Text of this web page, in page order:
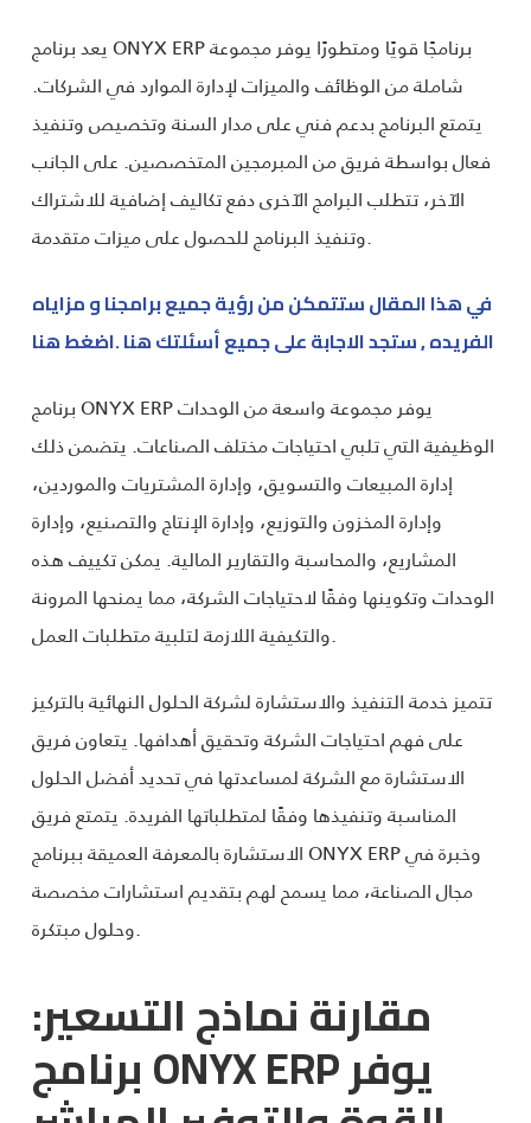
يعد برنامج ONYX ERP برنامجًا قويًا ومتطورًا يوفر مجموعة
شاملة من الوظائف والميزات لإدارة الموارد في الشركات.
يتمتع البرنامج بدعم فني على مدار السنة وتخصيص وتنفيذ
فعال بواسطة فريق من المبرمجين المتخصصين. على الجانب
الآخر، تتطلب البرامج الآخرى دفع تكاليف إضافية للاشتراك
وتنفيذ البرنامج للحصول على ميزات متقدمة.
في هذا المقال ستتمكن من رؤية جميع برامجنا و مزاياه
الفريده , ستجد الاجابة على جميع أسئلتك هنا .اضغط هنا
برنامج ONYX ERP يوفر مجموعة واسعة من الوحدات
الوظيفية التي تلبي احتياجات مختلف الصناعات. يتضمن ذلك
إدارة المبيعات والتسويق، وإدارة المشتريات والموردين،
وإدارة المخزون والتوزيع، وإدارة الإنتاج والتصنيع، وإدارة
المشاريع، والمحاسبة والتقارير المالية. يمكن تكييف هذه
الوحدات وتكوينها وفقًا لاحتياجات الشركة، مما يمنحها المرونة
والتكيفية اللازمة لتلبية متطلبات العمل.
تتميز خدمة التنفيذ والاستشارة لشركة الحلول النهائية بالتركيز
على فهم احتياجات الشركة وتحقيق أهدافها. يتعاون فريق
الاستشارة مع الشركة لمساعدتها في تحديد أفضل الحلول
المناسبة وتنفيذها وفقًا لمتطلباتها الفريدة. يتمتع فريق
الاستشارة بالمعرفة العميقة ببرنامج ONYX ERP وخبرة في
مجال الصناعة، مما يسمح لهم بتقديم استشارات مخصصة
وحلول مبتكرة.
مقارنة نماذج التسعير:
برنامج ONYX ERP يوفر